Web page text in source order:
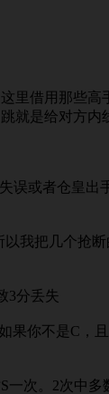
里借用那些高
就是给对方内
误或者仓皇出
我把几个抢断
3分丢失
果你不是C，
一次。2次中多